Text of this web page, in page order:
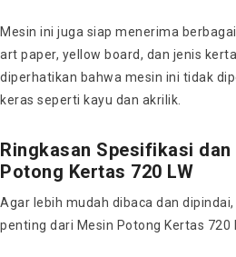
Mesin ini juga siap menerima
art paper, yellow board, dan jenis
diperhatikan bahwa mesin ini tidak
keras seperti kayu dan akrilik.
Ringkasan Spesifikasi
Potong Kertas 720 LW
Agar lebih mudah dibaca dan
penting dari Mesin Potong Kertas 720